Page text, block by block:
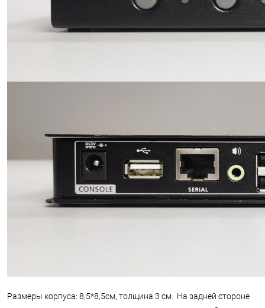
Размеры корпуса: 8,5*8,5см, толщина 3 см. На задней стороне